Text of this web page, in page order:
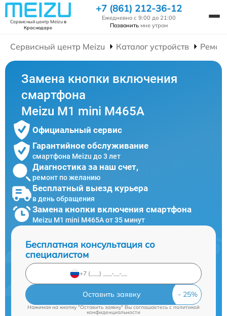
Сервисный центр Meizuв
Краснодаре
+7 (861) 212-36-12
Ежедневно с 9:00 до 21:00
Позвонить мне утром
Сервисный центр Meizu Каталог устройств
Замена кнопки включения
смартфона
Meizu M1 mini M465A
Официальный сервис
Гарантийное обслуживание
смартфона Meizu до 3 лет
Диагностика за наш счет,
ремонт по желанию
Бесплатный выезд курьера
в день обращения
Замена кнопки включения смартфона
Meizu M1 mini M465A от 35 минут
Бесплатная консультация со
специалистом
Оставить заявку
Нажимая на кнопку "Оставить заявку" Вы соглашаетесь cполитикой
конфиденциальности